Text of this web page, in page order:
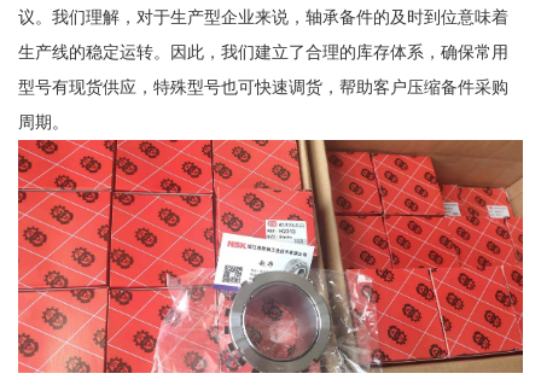
议。我们理解，对于生产型企业来说，轴承备件的及时到位意味着
生产线的稳定运转。因此，我们建立了合理的库存体系，确保常用
型号有现货供应，特殊型号也可快速调货，帮助客户压缩备件采购
周期。